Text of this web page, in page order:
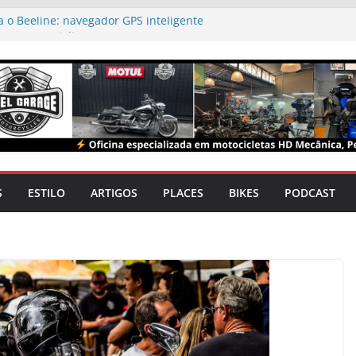
o Beeline: navegador GPS inteligente
websérie documental sobre skatista e
alta: Festival Moto Brasil transforma o Rio
dos apaixonados por duas rodas
o Triumph Originals 2025 com projeto
em São Paulo
ESTILO ARTIGOS PLACES BIKES PODCAST